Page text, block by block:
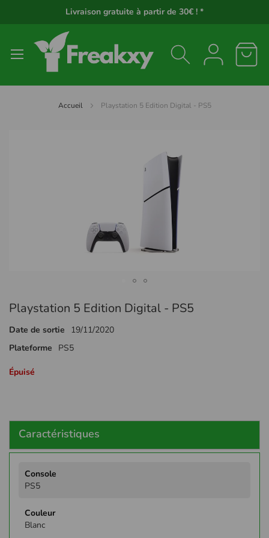
Livraison gratuite à partir de 30€ ! *
Accueil Playstation 5 Edition Digital - PS5
au
de
la
d’images
Playstation 5 Edition Digital - PS5
Date de sortie
19/11/2020
Plateforme
PS5
Épuisé
Caractéristiques
d'infos
PS5
Blanc
Panneau de gestion des cookies